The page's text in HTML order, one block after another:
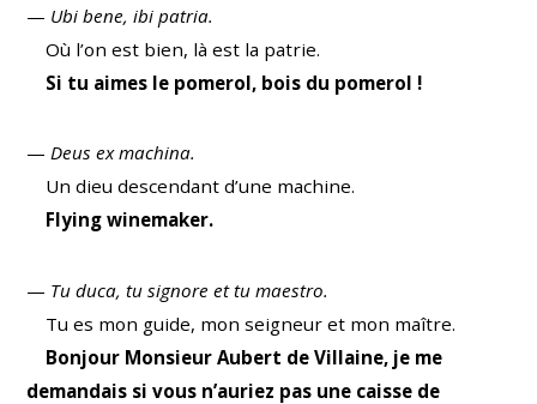
— Ubi bene, ibi patria.
Où l’on est bien, là est la patrie.
Si tu aimes le pomerol, bois du pomerol !
—Deus ex machina.
Un dieu descendant d’une machine.
Flying winemaker.
— Tu duca, tu signore et tu maestro.
Tu es mon guide, mon seigneur et mon maître.
Bonjour Monsieur Aubert de Villaine, je me
demandais si vous n’auriez pas une caisse de